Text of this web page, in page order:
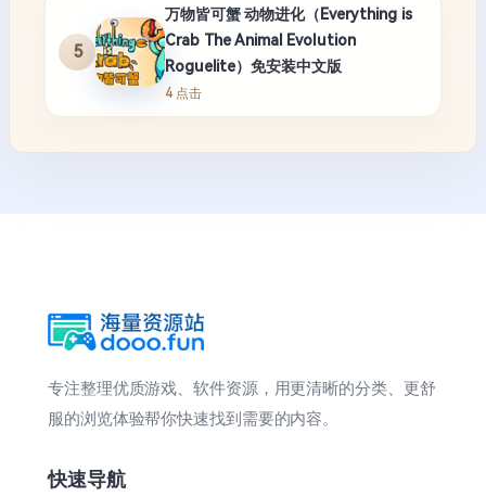
5
万物皆可蟹 动物进化（Everything is
Crab The Animal Evolution
Roguelite）免安装中文版
4 点击
专注整理优质游戏、软件资源，用更清晰的分类、更舒
服的浏览体验帮你快速找到需要的内容。
快速导航